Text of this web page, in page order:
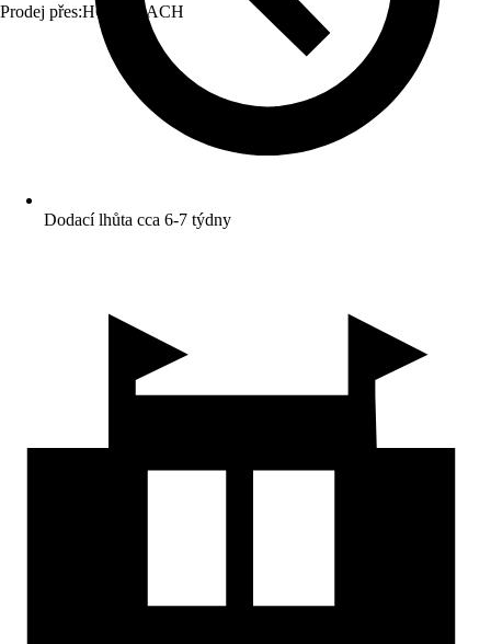
Prodej přes:HORNBACH
Dodací lhůta cca 6-7 týdny